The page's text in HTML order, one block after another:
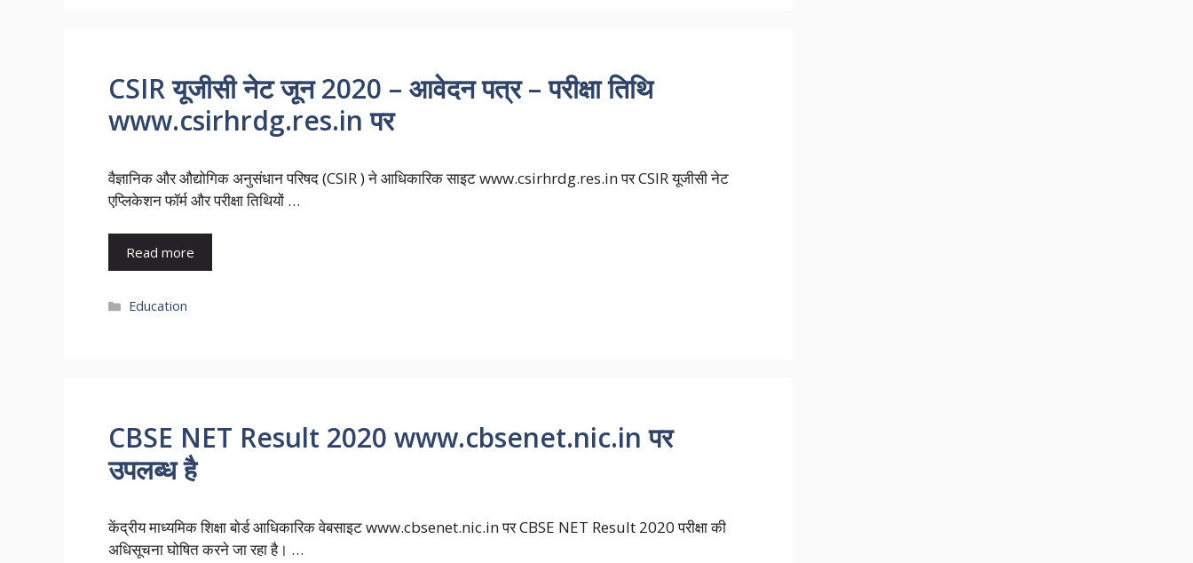
CSIR यूजीसी नेट जून 2020 – आवेदन पत्र – परीक्षा तिथि
www.csirhrdg.res.in पर
वैज्ञानिक और औद्योगिक अनुसंधान परिषद (CSIR ) ने आधिकारिक साइट www.csirhrdg.res.in पर CSIR यूजीसी नेट
एप्लिकेशन फॉर्म और परीक्षा तिथियों …
Read more
Categories
Education
CBSE NET Result 2020 www.cbsenet.nic.in पर
उपलब्ध है
केंद्रीय माध्यमिक शिक्षा बोर्ड आधिकारिक वेबसाइट www.cbsenet.nic.in पर CBSE NET Result 2020 परीक्षा की
अधिसूचना घोषित करने जा रहा है। …